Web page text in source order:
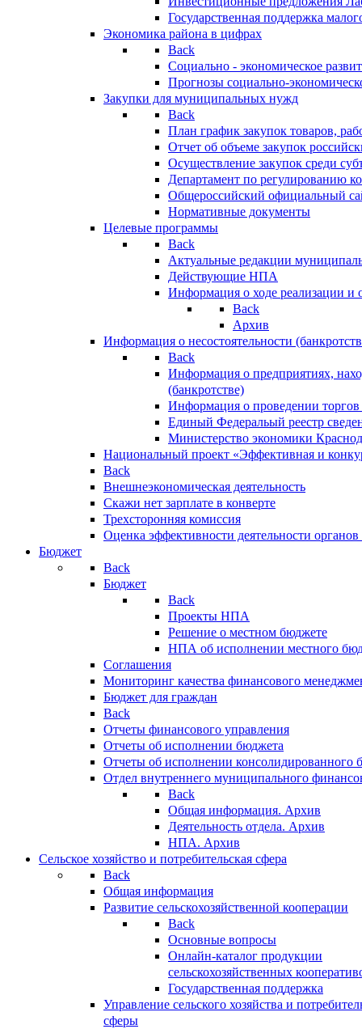
Государственная поддержка
Экономика района в цифрах
Back
Социально - экономическое
Прогнозы социально-
Закупки для муниципальных нужд
Back
План график закупок товаров,
Отчет об объеме закупок
Осуществление закупок среди
Департамент по регулированию
Общероссийский официальный
Нормативные документы
Целевые программы
Back
Актуальные редакции
Действующие НПА
Информация о ходе реализации
Back
Архив
Информация о несостоятельности
Back
Информация о предприятиях,
(банкротстве)
Информация о проведении
Единый Федеральый реестр
Министерство экономики
Национальный проект «Эффективная и
Back
Внешнеэкономическая деятельность
Скажи нет зарплате в конверте
Трехсторонняя комиссия
Оценка эффективности деятельности
Бюджет
Back
Бюджет
Back
Проекты НПА
Решение о местном бюджете
НПА об исполнении местного
Соглашения
Мониторинг качества финансового
Бюджет для граждан
Back
Отчеты финансового управления
Отчеты об исполнении бюджета
Отчеты об исполнении консолидированного
Отдел внутреннего муниципального
Back
Общая информация. Архив
Деятельность отдела. Архив
НПА. Архив
Сельское хозяйство и потребительская сфера
Back
Общая информация
Развитие сельскохозяйственной кооперации
Back
Основные вопросы
Онлайн-каталог продукции
сельскохозяйственных
Государственная поддержка
Управление сельского хозяйства и
сферы